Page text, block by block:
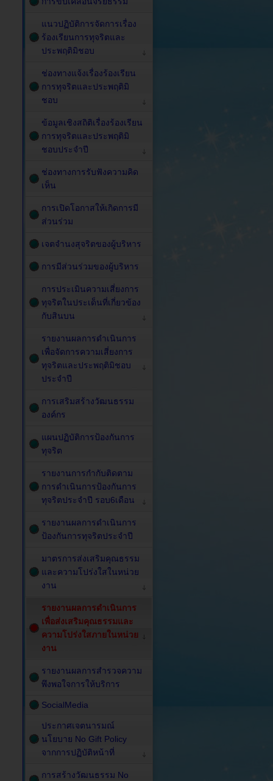
แนวปฏิบัติการจัดการเรื่อง
ร้องเรียนการทุจริตและ
ประพฤติมิชอบ
ช่องทางแจ้งเรื่องร้องเรียน
การทุจริตและประพฤติมิ
ชอบ
ข้อมูลเชิงสถิติเรื่องร้องเรียน
การทุจริตและประพฤติมิ
ชอบประจำปี
ช่องทางการรับฟังความคิด
เห็น
การเปิดโอกาสให้เกิดการมี
ส่วนร่วม
เจตจำนงสุจริตของผู้บริหาร
การมีส่วนร่วมของผู้บริหาร
การประเมินความเสี่ยงการ
ทุจริตในประเด็นที่เกี่ยวข้อง
กับสินบน
รายงานผลการดำเนินการ
เพื่อจัดการความเสี่ยงการ
ทุจริตและประพฤติมิชอบ
ประจำปี
การเสริมสร้างวัฒนธรรม
องค์กร
แผนปฏิบัติการป้องกันการ
ทุจริต
รายงานการกำกับติดตาม
การดำเนินการป้องกันการ
ทุจริตประจำปี รอบ6เดือน
รายงานผลการดำเนินการ
ป้องกันการทุจริตประจำปี
มาตรการส่งเสริมคุณธรรม
และความโปร่งใสในหน่วย
งาน
รายงานผลการดำเนินการ
เพื่อส่งเสริมคุณธรรมและ
ความโปร่งใสภายในหน่วย
งาน
รายงานผลการสำรวจความ
พึงพอใจการให้บริการ
SocialMedia
ประกาศเจตนารมณ์
นโยบาย No Gift Policy
จากการปฏิบัติหน้าที่
การสร้างวัฒนธรรม No